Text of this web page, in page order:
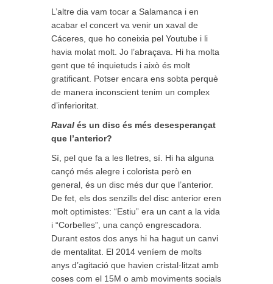
L’altre dia vam tocar a Salamanca i en
acabar el concert va venir un xaval de
Cáceres, que ho coneixia pel Youtube i li
havia molat molt. Jo l’abraçava. Hi ha molta
gent que té inquietuds i això és molt
gratificant. Potser encara ens sobta perquè
de manera inconscient tenim un complex
d’inferioritat.
Raval és un disc és més desesperançat
que l’anterior?
Sí, pel que fa a les lletres, sí. Hi ha alguna
cançó més alegre i colorista però en
general, és un disc més dur que l’anterior.
De fet, els dos senzills del disc anterior eren
molt optimistes: “Estiu” era un cant a la vida
i “Corbelles”, una cançó engrescadora.
Durant estos dos anys hi ha hagut un canvi
de mentalitat. El 2014 veníem de molts
anys d’agitació que havien cristal·litzat amb
coses com el 15M o amb moviments socials